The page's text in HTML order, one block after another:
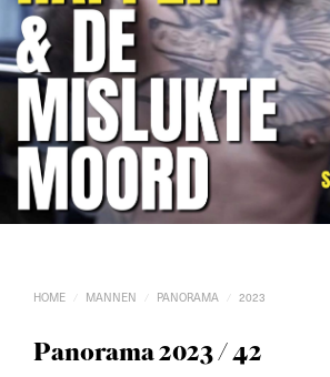
HOME / MANNEN / PANORAMA / 2023
Panorama 2023 / 42